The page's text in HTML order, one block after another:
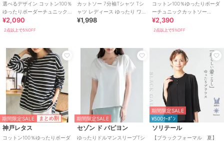
選べるデザイン コットン100％
ゆったりボーダーチュニック
半袖Tシャツ [C4631]
¥2,090
2点以上で5%OFF
カットソー 7分袖Tシャツ Tシ
ャツ レディース ゆったり ワン
ポイント 3色 大きいサイズ
¥1,998
コットン100％ゆったりボーダ
ーチュニックカットソー
[C3864]｜パネルタイプ
¥2,390
2点以上で5%OFF
期間限定SALE まとめ割
神戸レタス
コットン100％ゆったりボーダ
期間限定SALE
セゾン ド パピヨン
ゆったりドルマンスリーブTシ
期間限定SALE
¥500ｸｰﾎﾟﾝ
ソリテール
【ブラックフォーマル 夏】